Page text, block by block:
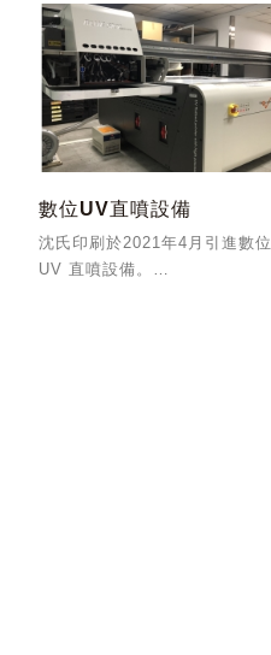
數位UV直噴設備
沈氏印刷於2021年4月引進數位
UV 直噴設備。